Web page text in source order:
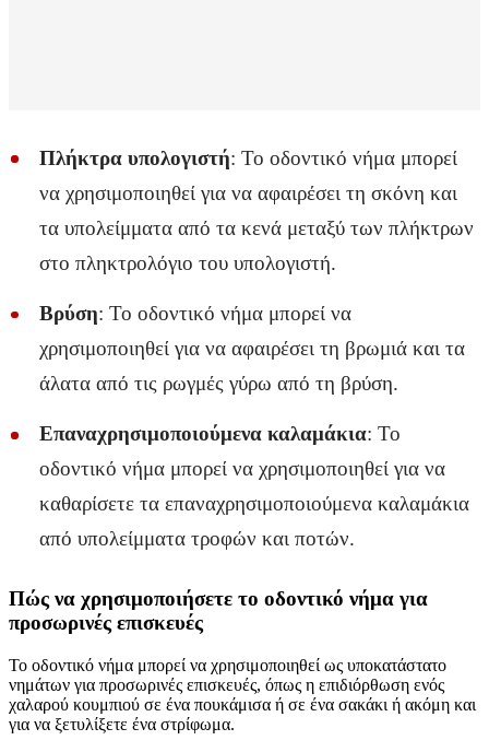
Πλήκτρα υπολογιστή: Το οδοντικό νήμα μπορεί
να χρησιμοποιηθεί για να αφαιρέσει τη σκόνη και
τα υπολείμματα από τα κενά μεταξύ των πλήκτρων
στο πληκτρολόγιο του υπολογιστή.
Βρύση: Το οδοντικό νήμα μπορεί να
χρησιμοποιηθεί για να αφαιρέσει τη βρωμιά και τα
άλατα από τις ρωγμές γύρω από τη βρύση.
Επαναχρησιμοποιούμενα καλαμάκια: Το
οδοντικό νήμα μπορεί να χρησιμοποιηθεί για να
καθαρίσετε τα επαναχρησιμοποιούμενα καλαμάκια
από υπολείμματα τροφών και ποτών.
Πώς να χρησιμοποιήσετε το οδοντικό νήμα για
προσωρινές επισκευές
Το οδοντικό νήμα μπορεί να χρησιμοποιηθεί ως υποκατάστατο
νημάτων για προσωρινές επισκευές, όπως η επιδιόρθωση ενός
χαλαρού κουμπιού σε ένα πουκάμισα ή σε ένα σακάκι ή ακόμη και
για να ξετυλίξετε ένα στρίφωμα.